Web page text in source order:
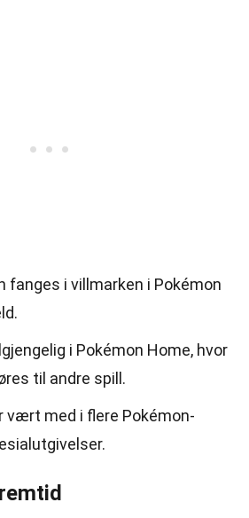
fanges i villmarken i Pokémon
i Pokémon Home, hvor
til andre spill.
vært med i flere Pokémon-